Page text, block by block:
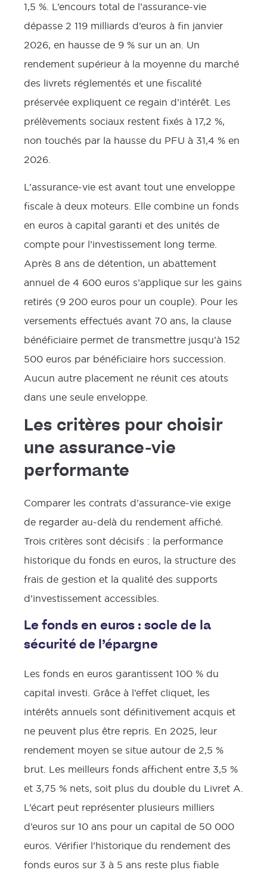
1,5 %. L’encours total de l’assurance-vie
dépasse 2 119 milliards d’euros à fin janvier
2026, en hausse de 9 % sur un an. Un
rendement supérieur à la moyenne du marché
des livrets réglementés et une fiscalité
préservée expliquent ce regain d’intérêt. Les
prélèvements sociaux restent fixés à 17,2 %,
non touchés par la hausse du PFU à 31,4 % en
2026.
L’assurance-vie est avant tout une enveloppe
fiscale à deux moteurs. Elle combine un fonds
en euros à capital garanti et des unités de
compte pour l’investissement long terme.
Après 8 ans de détention, un abattement
annuel de 4 600 euros s’applique sur les gains
retirés (9 200 euros pour un couple). Pour les
versements effectués avant 70 ans, la clause
bénéficiaire permet de transmettre jusqu’à 152
500 euros par bénéficiaire hors succession.
Aucun autre placement ne réunit ces atouts
dans une seule enveloppe.
Les critères pour choisir
une assurance-vie
performante
Comparer les contrats d’assurance-vie exige
de regarder au-delà du rendement affiché.
Trois critères sont décisifs : la performance
historique du fonds en euros, la structure des
frais de gestion et la qualité des supports
d’investissement accessibles.
Le fonds en euros : socle de la
sécurité de l’épargne
Les fonds en euros garantissent 100 % du
capital investi. Grâce à l’effet cliquet, les
intérêts annuels sont définitivement acquis et
ne peuvent plus être repris. En 2025, leur
rendement moyen se situe autour de 2,5 %
brut. Les meilleurs fonds affichent entre 3,5 %
et 3,75 % nets, soit plus du double du Livret A.
L’écart peut représenter plusieurs milliers
d’euros sur 10 ans pour un capital de 50 000
euros. Vérifier l’historique du rendement des
fonds euros sur 3 à 5 ans reste plus fiable